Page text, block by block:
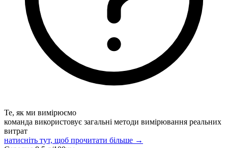
Те, як ми вимірюємо
команда використовує загальні методи вимірювання реальних
витрат
натисніть тут, щоб прочитати більше →